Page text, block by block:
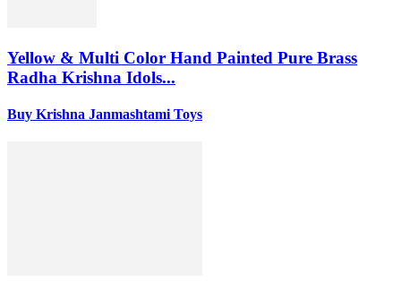
Yellow & Multi Color Hand Painted Pure Brass
Radha Krishna Idols...
Buy Krishna Janmashtami Toys